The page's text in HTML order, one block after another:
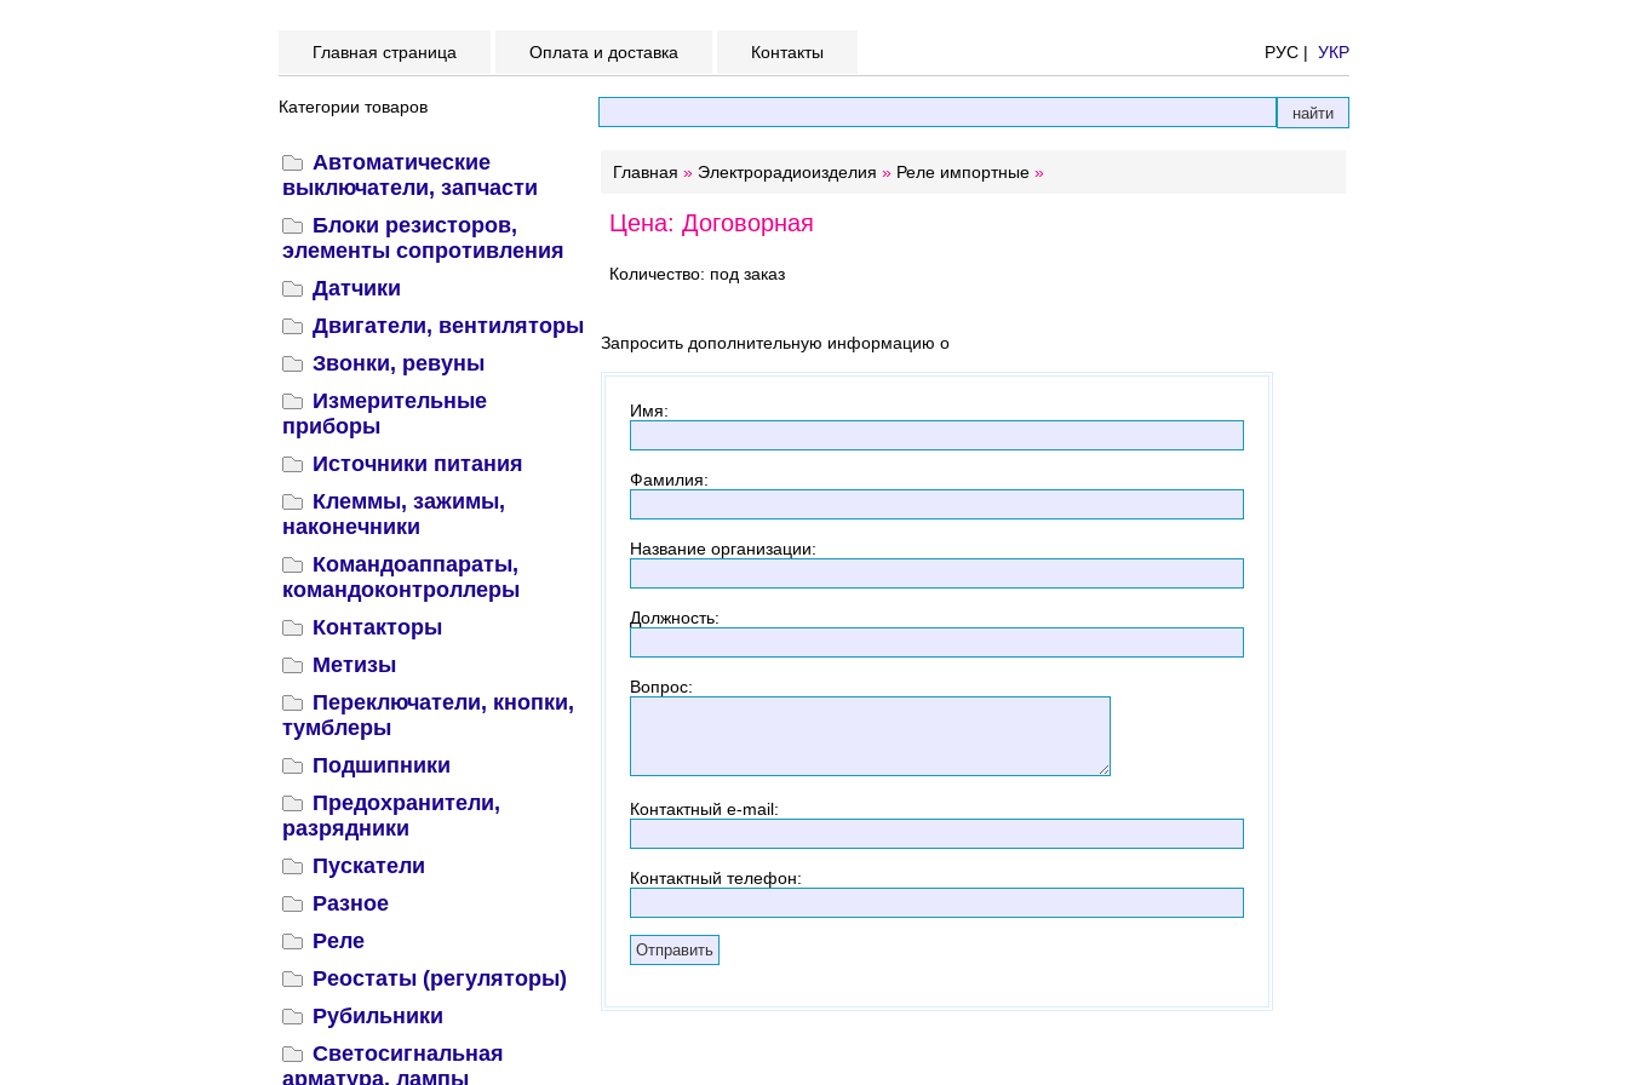
Главная страница Оплата и доставка Контакты РУС | УКР
Категории товаров
Автоматические
выключатели, запчасти
Блоки резисторов,
элементы сопротивления
Датчики
Двигатели, вентиляторы
Звонки, ревуны
Измерительные
приборы
Источники питания
Клеммы, зажимы,
наконечники
Командоаппараты,
командоконтроллеры
Контакторы
Метизы
Переключатели, кнопки,
тумблеры
Подшипники
Предохранители,
разрядники
Пускатели
Разное
Реле
Реостаты (регуляторы)
Рубильники
Светосигнальная
арматура, лампы
Главная » Электрорадиоизделия » Реле импортные »
Цена: Договорная
Количество: под заказ
Запросить дополнительную информацию о
Имя:
Фамилия:
Название организации:
Должность:
Вопрос:
Контактный e-mail:
Контактный телефон: